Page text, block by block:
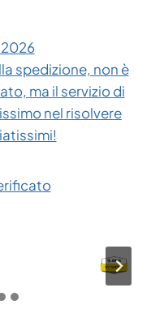
spedizione, non è
ma il servizio di
nel risolvere